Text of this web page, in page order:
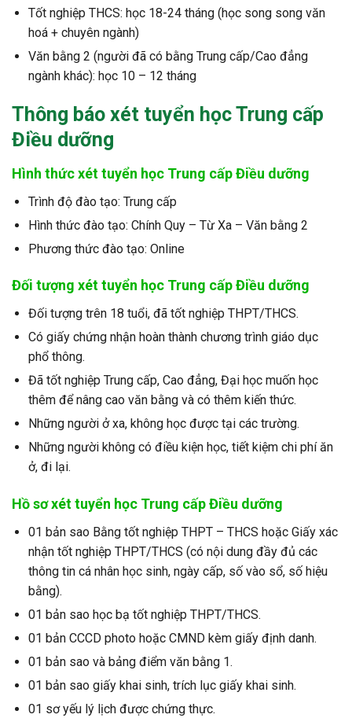
Tốt nghiệp THCS: học 18-24 tháng (học song song văn
hoá + chuyên ngành)
Văn bằng 2 (người đã có bằng Trung cấp/Cao đẳng
ngành khác): học 10 – 12 tháng
Thông báo xét tuyển họcTrung cấp
Điều dưỡng
Hình thức xét tuyển học Trung cấp Điều dưỡng
Trình độ đào tạo: Trung cấp
Hình thức đào tạo: Chính Quy – Từ Xa – Văn bằng 2
Phương thức đào tạo: Online
Đối tượng xét tuyển học Trung cấp Điều dưỡng
Đối tượng trên 18 tuổi, đã tốt nghiệp THPT/THCS.
Có giấy chứng nhận hoàn thành chương trình giáo dục
phổ thông.
Đã tốt nghiệp Trung cấp, Cao đẳng, Đại học muốn học
thêm để nâng cao văn bằng và có thêm kiến thức.
Những người ở xa, không học được tại các trường.
Những người không có điều kiện học, tiết kiệm chi phí ăn
ở, đi lại.
Hồ sơ xét tuyển học Trung cấp Điều dưỡng
01 bản sao Bằng tốt nghiệp THPT – THCS hoặc Giấy xác
nhận tốt nghiệp THPT/THCS (có nội dung đầy đủ các
thông tin cá nhân học sinh, ngày cấp, số vào sổ, số hiệu
bằng).
01 bản sao học bạ tốt nghiệp THPT/THCS.
01 bản CCCD photo hoặc CMND kèm giấy định danh.
01 bản sao và bảng điểm văn bằng 1.
01 bản sao giấy khai sinh, trích lục giấy khai sinh.
01 sơ yếu lý lịch được chứng thực.